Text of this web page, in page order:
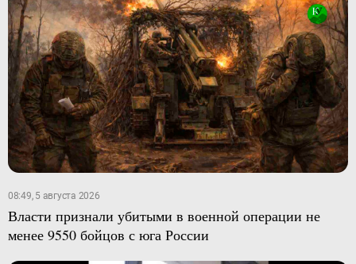
08:49, 5 августа 2026
Власти признали убитыми в военной операции не
менее 9550 бойцов с юга России